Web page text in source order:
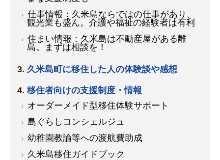
仕事情報：久米島ならではの仕事があり、
観光業も盛ん。介護や福祉の経験者は有利
住まい情報：久米島は不動産屋がある離
島。まずは相談を！
久米島町に移住した人の体験談や感想
移住者向けの支援制度・情報
オーダーメイド型移住体験サポート
島ぐらしコンシェルジュ
幼稚園教諭等への渡航費助成
久米島移住ガイドブック